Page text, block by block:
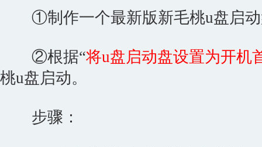
①制作一个最新版新毛桃u盘启动
②根据“将u盘启动盘设置为开机
桃u盘启动。
步骤：